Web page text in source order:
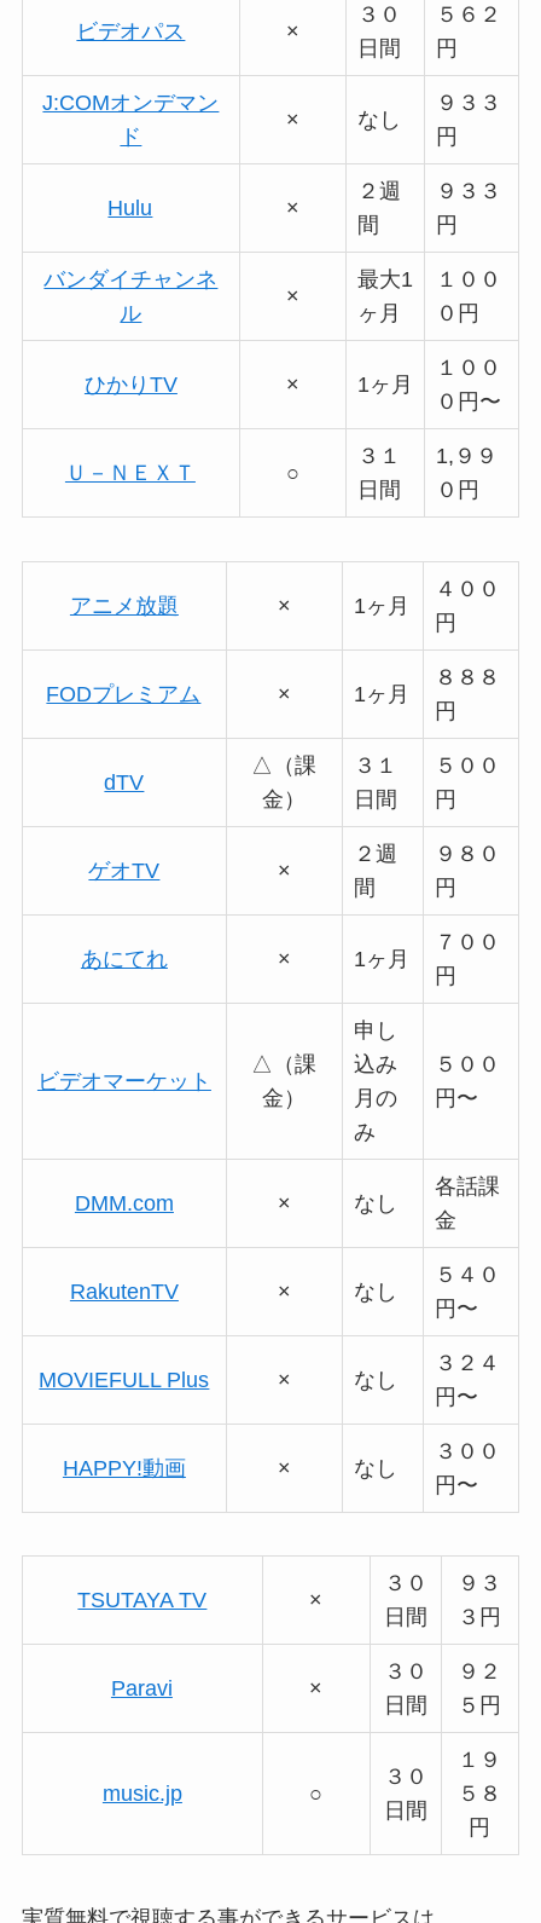
ビデオパス ×
３０
日間
５６２
円
J:COMオンデマン
ド
× なし
９３３
円
Hulu ×
２週
間
９３３
円
バンダイチャンネ
ル
×
最大1
ヶ月
１００
０円
ひかりTV × 1ヶ月
１００
０円〜
Ｕ－ＮＥＸＴ ○
３１
日間
1,９９
０円
アニメ放題 × 1ヶ月
４００
円
FODプレミアム × 1ヶ月
８８８
円
dTV
△（課
金）
３１
日間
５００
円
ゲオTV ×
２週
間
９８０
円
あにてれ × 1ヶ月
７００
円
ビデオマーケット
△（課
金）
申し
込み
月の
み
５００
円〜
DMM.com × なし
各話課
金
RakutenTV × なし
５４０
円〜
MOVIEFULL Plus × なし
３２４
円〜
HAPPY!動画 × なし
３００
円〜
TSUTAYA TV ×
３０
日間
９３
３円
Paravi ×
３０
日間
９２
５円
music.jp ○
３０
日間
１９
５８
円